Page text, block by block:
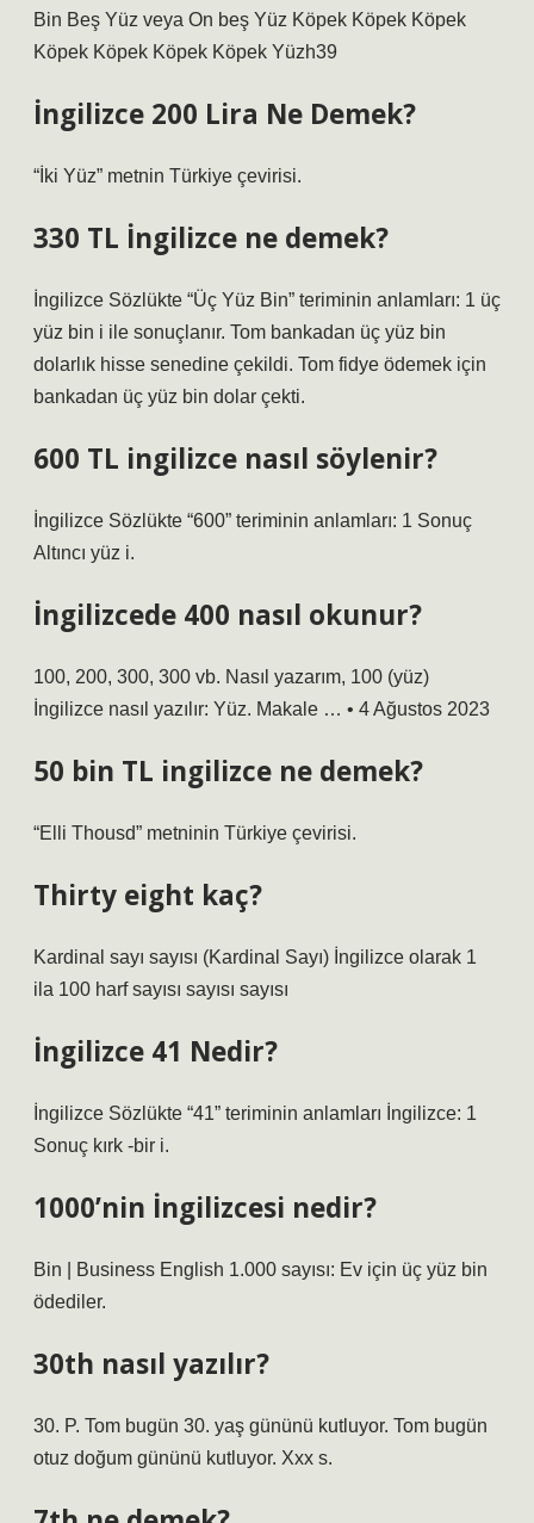
Bin Beş Yüz veya On beş Yüz Köpek Köpek Köpek
Köpek Köpek Köpek Köpek Yüzh39
İngilizce 200 Lira Ne Demek?
“İki Yüz” metnin Türkiye çevirisi.
330 TL İngilizce ne demek?
İngilizce Sözlükte “Üç Yüz Bin” teriminin anlamları: 1 üç
yüz bin i ile sonuçlanır. Tom bankadan üç yüz bin
dolarlık hisse senedine çekildi. Tom fidye ödemek için
bankadan üç yüz bin dolar çekti.
600 TL ingilizce nasıl söylenir?
İngilizce Sözlükte “600” teriminin anlamları: 1 Sonuç
Altıncı yüz i.
İngilizcede 400 nasıl okunur?
100, 200, 300, 300 vb. Nasıl yazarım, 100 (yüz)
İngilizce nasıl yazılır: Yüz. Makale … • 4 Ağustos 2023
50 bin TL ingilizce ne demek?
“Elli Thousd” metninin Türkiye çevirisi.
Thirty eight kaç?
Kardinal sayı sayısı (Kardinal Sayı) İngilizce olarak 1
ila 100 harf sayısı sayısı sayısı
İngilizce 41 Nedir?
İngilizce Sözlükte “41” teriminin anlamları İngilizce: 1
Sonuç kırk -bir i.
1000’nin İngilizcesi nedir?
Bin | Business English 1.000 sayısı: Ev için üç yüz bin
ödediler.
30th nasıl yazılır?
30. P. Tom bugün 30. yaş gününü kutluyor. Tom bugün
otuz doğum gününü kutluyor. Xxx s.